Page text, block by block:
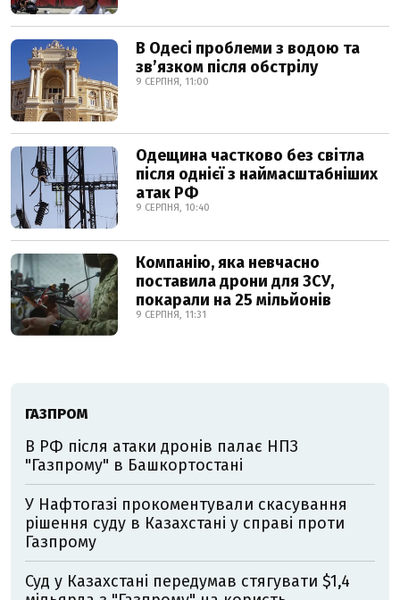
В Одесі проблеми з водою та
звʼязком після обстрілу
9 СЕРПНЯ, 11:00
Одещина частково без світла
після однієї з наймасштабніших
атак РФ
9 СЕРПНЯ, 10:40
Компанію, яка невчасно
поставила дрони для ЗСУ,
покарали на 25 мільйонів
9 СЕРПНЯ, 11:31
ГАЗПРОМ
В РФ після атаки дронів палає НПЗ
"Газпрому" в Башкортостані
У Нафтогазі прокоментували скасування
рішення суду в Казахстані у справі проти
Газпрому
Суд у Казахстані передумав стягувати $1,4